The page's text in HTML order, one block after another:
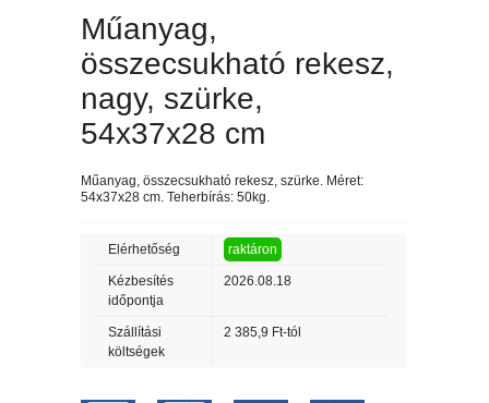
Műanyag,
összecsukható rekesz,
nagy, szürke,
54x37x28 cm
Műanyag, összecsukható rekesz, szürke. Méret:
54x37x28 cm. Teherbírás: 50kg.
Elérhetőség raktáron
Kézbesítés
időpontja
2026.08.18
Szállítási
költségek
2 385,9 Ft-tól